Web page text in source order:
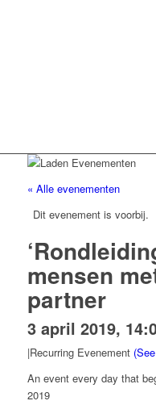
« Alle evenementen
Dit evenement is voorbij.
mensen
partner
3 april 2019,
|Recurring Evenement
An event every day that
2019